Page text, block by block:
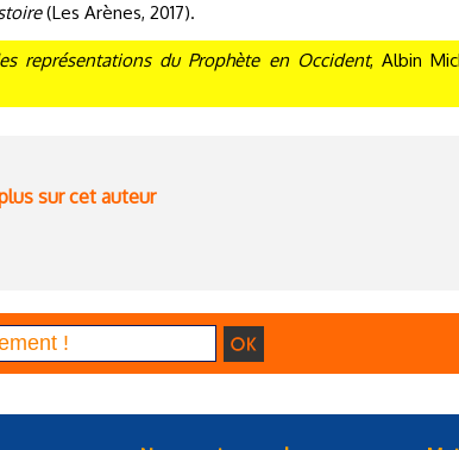
(Les Arènes, 2017).
représentations du Prophète en Occident, Albin
sur cet auteur